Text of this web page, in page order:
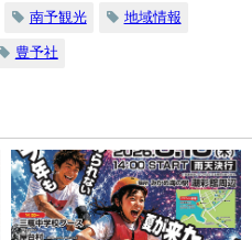
南予観光 地域情報
豊予社